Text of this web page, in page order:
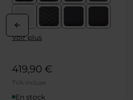
Voir plus
419,90 €
TVA incluse
En stock